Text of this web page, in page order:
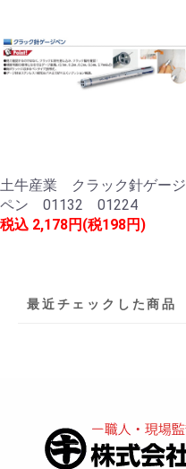
土牛産業 クラック針ゲージ
ペン 01132 01224
税込 2,178円(税198円)
最近チェックした商品